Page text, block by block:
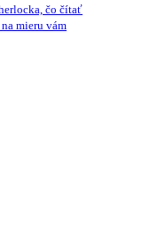
čo čítať
mieru vám